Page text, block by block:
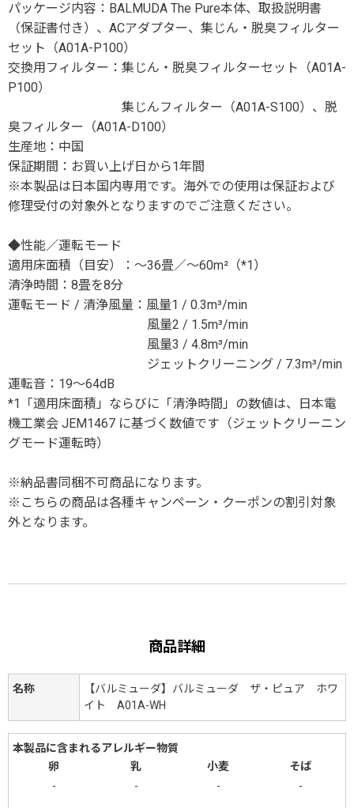
パッケージ内容：BALMUDA The Pure本体、取扱説明書
（保証書付き）、ACアダプター、集じん・脱臭フィルター
セット（A01A-P100）
交換用フィルター：集じん・脱臭フィルターセット（A01A-
P100）
集じんフィルター（A01A-S100）、脱
臭フィルター（A01A-D100）
生産地：中国
保証期間：お買い上げ日から1年間
※本製品は日本国内専用です。海外での使用は保証および
修理受付の対象外となりますのでご注意ください。
◆性能／運転モード
適用床面積（目安）：～36畳／～60m²（*1）
清浄時間：8畳を8分
運転モード / 清浄風量：風量1 / 0.3m³/min
風量2 / 1.5m³/min
風量3 / 4.8m³/min
ジェットクリーニング / 7.3m³/min
運転音：19～64dB
*1「適用床面積」ならびに「清浄時間」の数値は、日本電
機工業会 JEM1467 に基づく数値です（ジェットクリーニン
グモード運転時）
※納品書同梱不可商品になります。
※こちらの商品は各種キャンペーン・クーポンの割引対象
外となります。
商品詳細
名称
【バルミューダ】バルミューダ ザ・ピュア ホワ
イト A01A-WH
本製品に含まれるアレルギー物質
卵
乳 小麦
そば
-
- - -